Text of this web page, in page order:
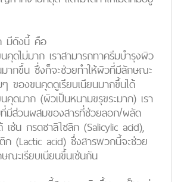
มีดังนี้ คือ
ดไม่มาก เราสามารถทาครีมบำรุงผิว
ากขึ้น ซึ่งก็จะช่วยทำให้ผิวที่มีลักษณะ
ๆ ของขนคุดดูเรียบเนียนมากขึ้นได้
ดมาก (ผิวเป็นหนามขรุขระมาก) เรา
มีส่วนผสมของสารที่ช่วยลอก/ผลัด
เช่น กรดซาลิไซลิก (Salicylic acid),
ก (Lactic acid) ซึ่งสารพวกนี้จะช่วย
ณะเรียบเนียนขึ้นเช่นกัน